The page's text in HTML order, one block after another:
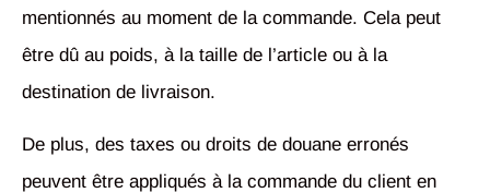
mentionnés au moment de la commande. Cela peut
être dû au poids, à la taille de l’article ou à la
destination de livraison.
De plus, des taxes ou droits de douane erronés
peuvent être appliqués à la commande du client en